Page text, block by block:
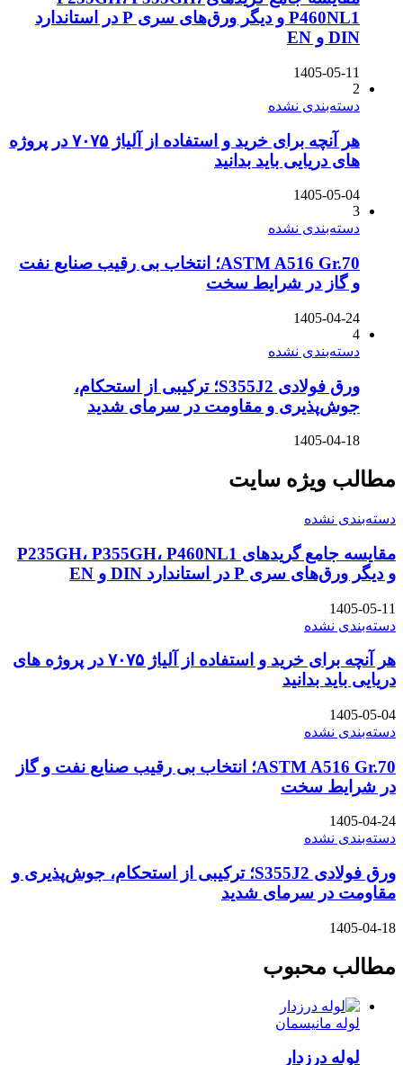
P460NL1 و دیگر ورق‌های سری P در استاندارد
DIN و EN
1405-05-11
2
دسته‌بندی نشده
هر آنچه برای خرید و استفاده از آلیاژ ۷۰۷۵ در پروژه
های دریایی باید بدانید
1405-05-04
3
دسته‌بندی نشده
ASTM A516 Gr.70؛ انتخاب بی رقیب صنایع نفت
و گاز در شرایط سخت
1405-04-24
4
دسته‌بندی نشده
ورق فولادی S355J2؛ ترکیبی از استحکام،
جوش‌پذیری و مقاومت در سرمای شدید
1405-04-18
مطالب ویژه سایت
دسته‌بندی نشده
مقایسه جامع گریدهای P235GH، P355GH، P460NL1
و دیگر ورق‌های سری P در استاندارد DIN و EN
1405-05-11
دسته‌بندی نشده
هر آنچه برای خرید و استفاده از آلیاژ ۷۰۷۵ در پروژه های
دریایی باید بدانید
1405-05-04
دسته‌بندی نشده
ASTM A516 Gr.70؛ انتخاب بی رقیب صنایع نفت و گاز
در شرایط سخت
1405-04-24
دسته‌بندی نشده
ورق فولادی S355J2؛ ترکیبی از استحکام، جوش‌پذیری و
مقاومت در سرمای شدید
1405-04-18
مطالب محبوب
لوله مانیسمان
لوله درزدار